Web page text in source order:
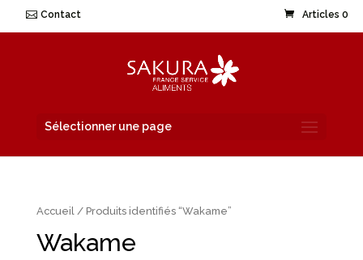
Contact Articles 0
Sélectionner une page
Accueil/ Produits identifiés “Wakame”
Wakame